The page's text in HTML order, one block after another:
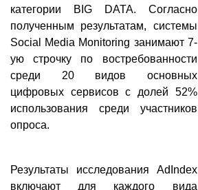
категории BIG DATA. Согласно
полученным результатам, системы
Social Media Monitoring занимают 7-
ую строчку по востребованности
среди 20 видов основных
цифровых сервисов с долей 52%
использования среди участников
опроса.
Результаты исследования AdIndeх
включают для каждого вида